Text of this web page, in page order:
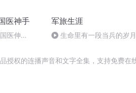
医神手
医伸
军旅生涯
生命里有一段当兵的岁月
权的连播声音和文字全集，支持免费在